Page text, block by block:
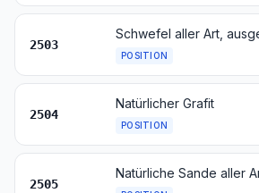
2503
POSITION
2504
Natürlicher Grafit
POSITION
2505